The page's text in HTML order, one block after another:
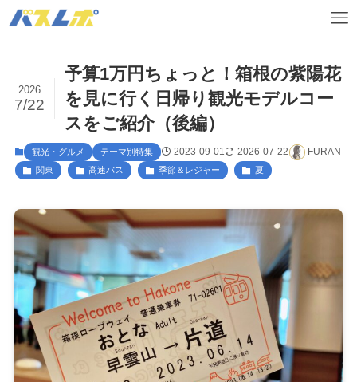
予算1万円ちょっと！箱根の紫陽花
を見に行く日帰り観光モデルコー
スをご紹介（後編）
2026
7/22
観光・グルメ テーマ別特集 2023-09-01 2026-07-22 FURAN
関東 高速バス 季節＆レジャー 夏